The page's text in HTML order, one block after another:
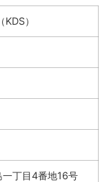
）
丁目4番地16号